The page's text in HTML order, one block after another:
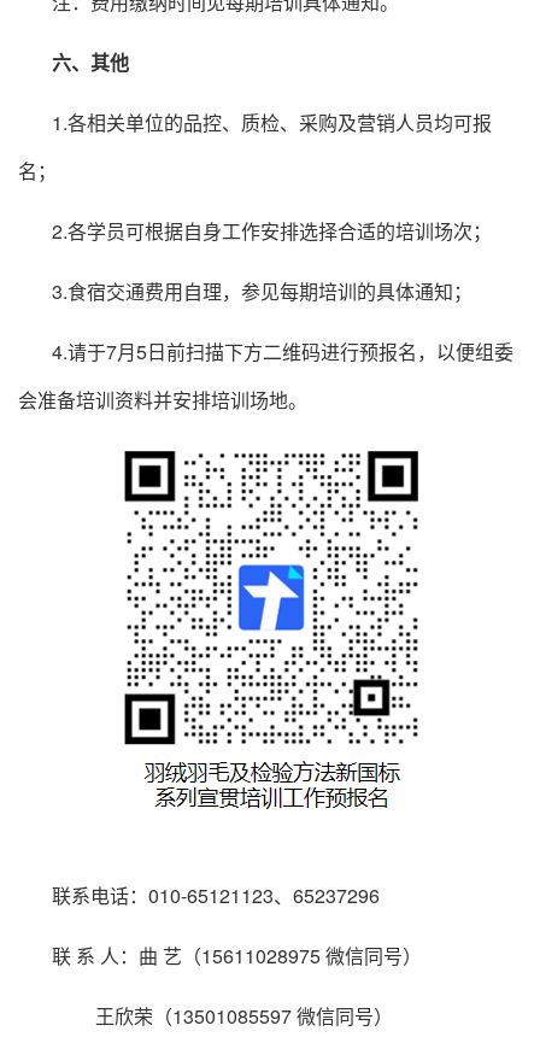
六、其他
1.各相关单位的品控、质检、采购及营销人员均可报
名；
2.各学员可根据自身工作安排选择合适的培训场次；
3.食宿交通费用自理，参见每期培训的具体通知；
4.请于7月5日前扫描下方二维码进行预报名，以便组委
会准备培训资料并安排培训场地。
联系电话：010-65121123、65237296
联 系 人：曲 艺（15611028975 微信同号）
王欣荣（13501085597 微信同号）